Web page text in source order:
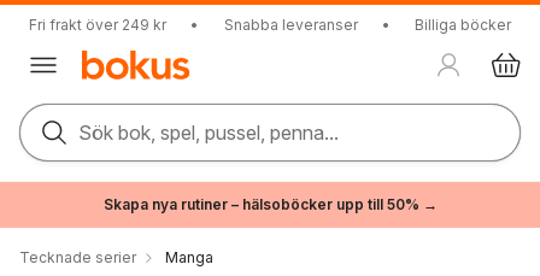
Fri frakt över 249 kr • Snabba leveranser • Billiga böcker
Sök bok, spel, pussel, penna...
Skapa nya rutiner – hälsoböcker upp till 50% →
Tecknade serier Manga